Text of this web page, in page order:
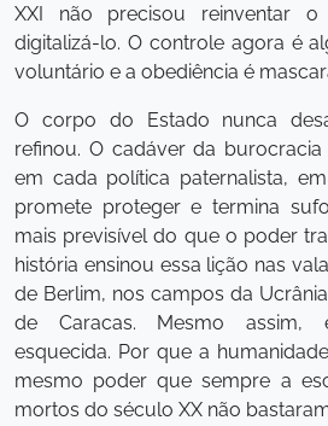
XXI não precisou reinventar o
digitalizá-lo. O controle agora é
voluntário e a obediência é
O corpo do Estado nunca
refinou. O cadáver da
em cada política paternalista,
promete proteger e termina
mais previsível do que o poder
história ensinou essa lição nas
de Berlim, nos campos da
de Caracas. Mesmo assim,
esquecida. Por que a
mesmo poder que sempre a
mortos do século XX não